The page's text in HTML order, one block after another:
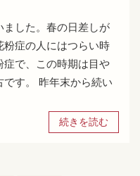
ました。春の日差しが
症の人にはつらい時
で、この時期は目や
す。 昨年末から続い
続きを読む